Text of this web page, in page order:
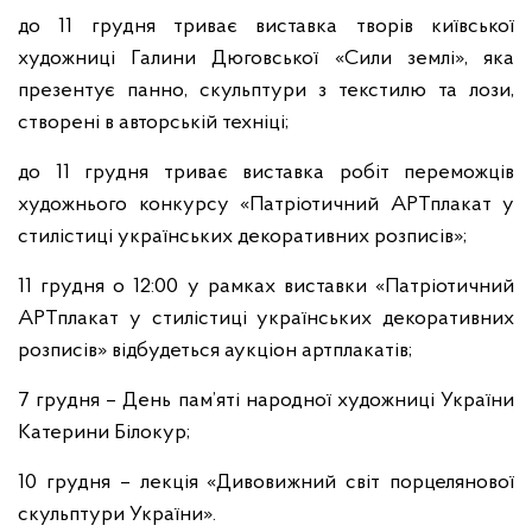
до 11 грудня триває виставка творів київської
художниці Галини Дюговської «Сили землі», яка
презентує панно, скульптури з текстилю та лози,
створені в авторській техніці;
до 11 грудня триває виставка робіт переможців
художнього конкурсу «Патріотичний АРТплакат у
стилістиці українських декоративних розписів»;
11 грудня о 12:00 у рамках виставки «Патріотичний
АРТплакат у стилістиці українських декоративних
розписів» відбудеться аукціон артплакатів;
7 грудня – День пам’яті народної художниці України
Катерини Білокур;
10 грудня – лекція «Дивовижний світ порцелянової
скульптури України».